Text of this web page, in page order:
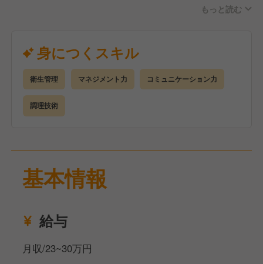
な料理を扱うからこそ、数多くの料理をマスターでき
る環境があります。
メニュープランニング・盛り付け・調理からマーケテ
ィングまで、様々な場面でアイデアを発揮していただ
ける、幅広いキャリアを描ける会社です。
全般。
通常メニューから治療食や嚥下食など、患者さま・入
居者さまの病状や状態に合わせたお食事を提供してい
ます。
もっと読む
身につくスキル
衛生管理 マネジメント力 コミュニケーション力
調理技術
基本情報
給与
月収/23~30万円